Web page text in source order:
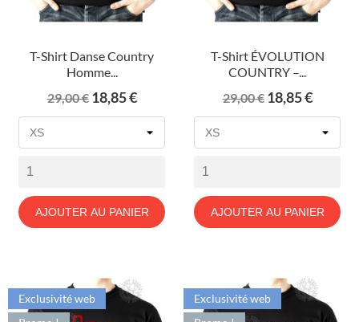
T-Shirt Danse Country
Homme...
Prix
de
29,00 € Prix
18,85 €
AJOUTER AU PANIER
T-Shirt ÉVOLUTION
COUNTRY –...
Prix
de
29,00 € Prix
18,85 €
AJOUTER AU PANIER
Exclusivité web
Exclusivité web